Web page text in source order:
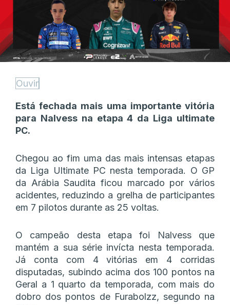
Ouvir
Está fechada mais uma importante vitória
para Nalvess na etapa 4 da Liga ultimate
PC.
Chegou ao fim uma das mais intensas etapas
da Liga Ultimate PC nesta temporada. O GP
da Arábia Saudita ficou marcado por vários
acidentes, reduzindo a grelha de participantes
em 7 pilotos durante as 25 voltas.
O campeão desta etapa foi Nalvess que
mantém a sua série invícta nesta temporada.
Já conta com 4 vitórias em 4 corridas
disputadas, subindo acima dos 100 pontos na
Geral a 1 quarto da temporada, com mais do
dobro dos pontos de Furabolzz, segundo na